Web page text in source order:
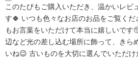
このたびもご購入いただき、温かいレビ
す🍀 いつも色々なお店のお品をご覧く
もお言葉をいただけて本当に嬉しいです
辺など光の差し込む場所に飾って、きら
いね😉 古いものを大切に選んでいただ